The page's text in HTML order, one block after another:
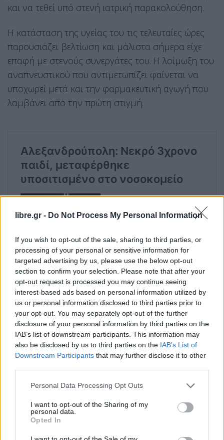
libre.gr - Do Not Process My Personal Information
If you wish to opt-out of the sale, sharing to third parties, or
processing of your personal or sensitive information for
targeted advertising by us, please use the below opt-out
section to confirm your selection. Please note that after your
opt-out request is processed you may continue seeing
interest-based ads based on personal information utilized by
us or personal information disclosed to third parties prior to
your opt-out. You may separately opt-out of the further
disclosure of your personal information by third parties on the
IAB’s list of downstream participants. This information may
also be disclosed by us to third parties on the IAB’s List of
Downstream Participants that may further disclose it to other
Personal Data Processing Opt Outs
I want to opt-out of the Sharing of my
personal data.
Opted In
και να τεθεί υπό στενή ιατρική παρακολούθηση.
Η κατάσταση της υγείας του τις τελευταίες ώρες
παρουσιάζει βελτίωση και μάλιστα σήμερα είχε
επαφή με στενούς συνεργάτες του. Η λοίμωξη του
αναπνευστικού που αντιμετωπίζει φαίνεται να
υποχωρεί μετά και την φαρμακευτική αγωγή που
λαμβάνει από την πρώτη στιγμή.
Facebook